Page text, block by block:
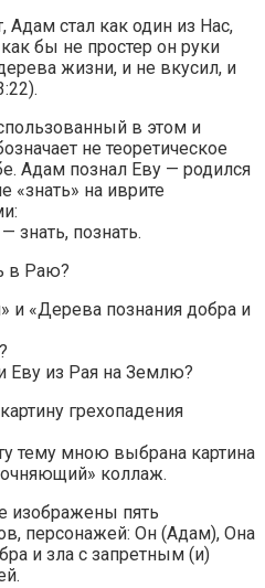
Адам стал как один из Нас,
бы не простер он руки
жизни, и не вкусил, и
в этом и
не теоретическое
Адам познал Еву — родился
«знать» на иврите
знать, познать.
в Раю?
и «Дерева познания добра и
Еву из Рая на Землю?
грехопадения
тему мною выбрана картина
коллаж.
изображены пять
персонажей: Он (Адам), Она
и зла с запретным (и)